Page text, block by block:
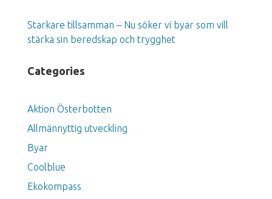
Starkare tillsamman – Nu söker vi byar som vill
stärka sin beredskap och trygghet
Categories
Aktion Österbotten
Allmännyttig utveckling
Byar
Coolblue
Ekokompass